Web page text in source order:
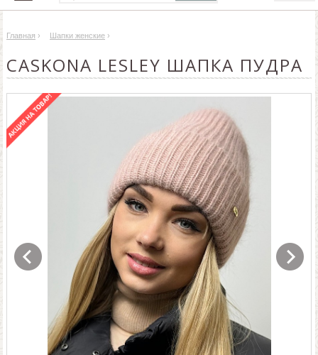
О БРЕНДЕ
ДОСТАВКА И ОПЛАТА
КОНТАКТЫ
Главная › Шапки женские ›
CASKONA LESLEY ШАПКА ПУДРА